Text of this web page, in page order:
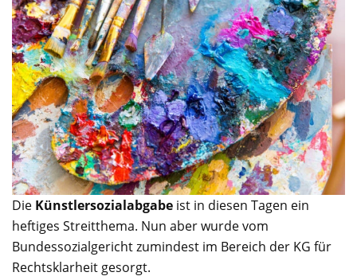
Die Künstlersozialabgabe ist in diesen Tagen ein
heftiges Streitthema. Nun aber wurde vom
Bundessozialgericht zumindest im Bereich der KG für
Rechtsklarheit gesorgt.